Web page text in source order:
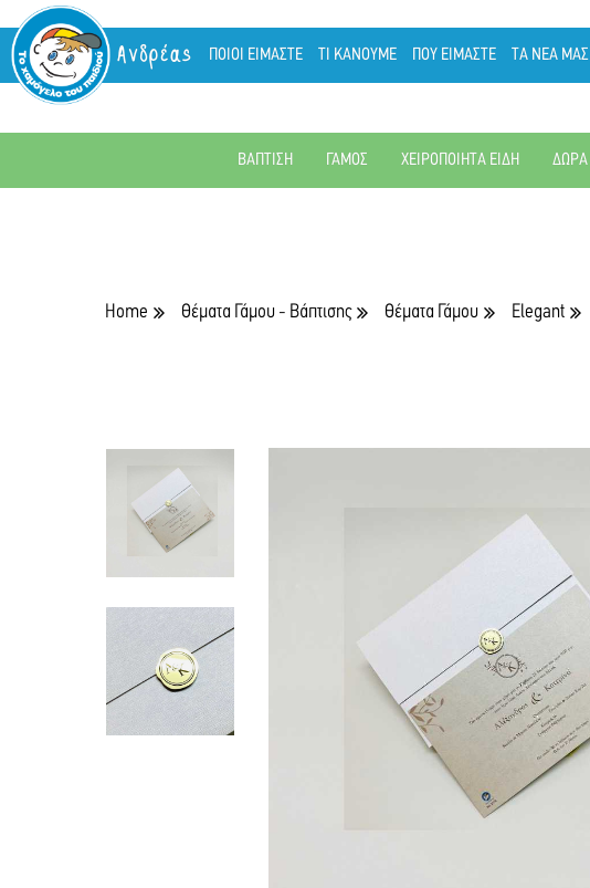
Ανδρέας ΠΟΙΟΙ ΕΙΜΑΣΤΕ ΤΙ ΚΑΝΟΥΜΕ ΠΟΥ ΕΙΜΑΣΤΕ ΤΑ ΝΕΑ ΜΑΣ
ΒΑΠΤΙΣΗ ΓΑΜΟΣ ΧΕΙΡΟΠΟΙΗΤΑ ΕΙΔΗ ΔΩΡΑ
Home Θέματα Γάμου - Βάπτισης Θέματα Γάμου Elegant